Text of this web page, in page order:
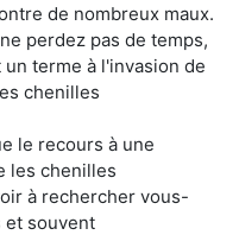
de nombreux maux.
perdez pas de temps,
terme à l'invasion de
chenilles
le recours à une
les chenilles
à rechercher vous-
et souvent